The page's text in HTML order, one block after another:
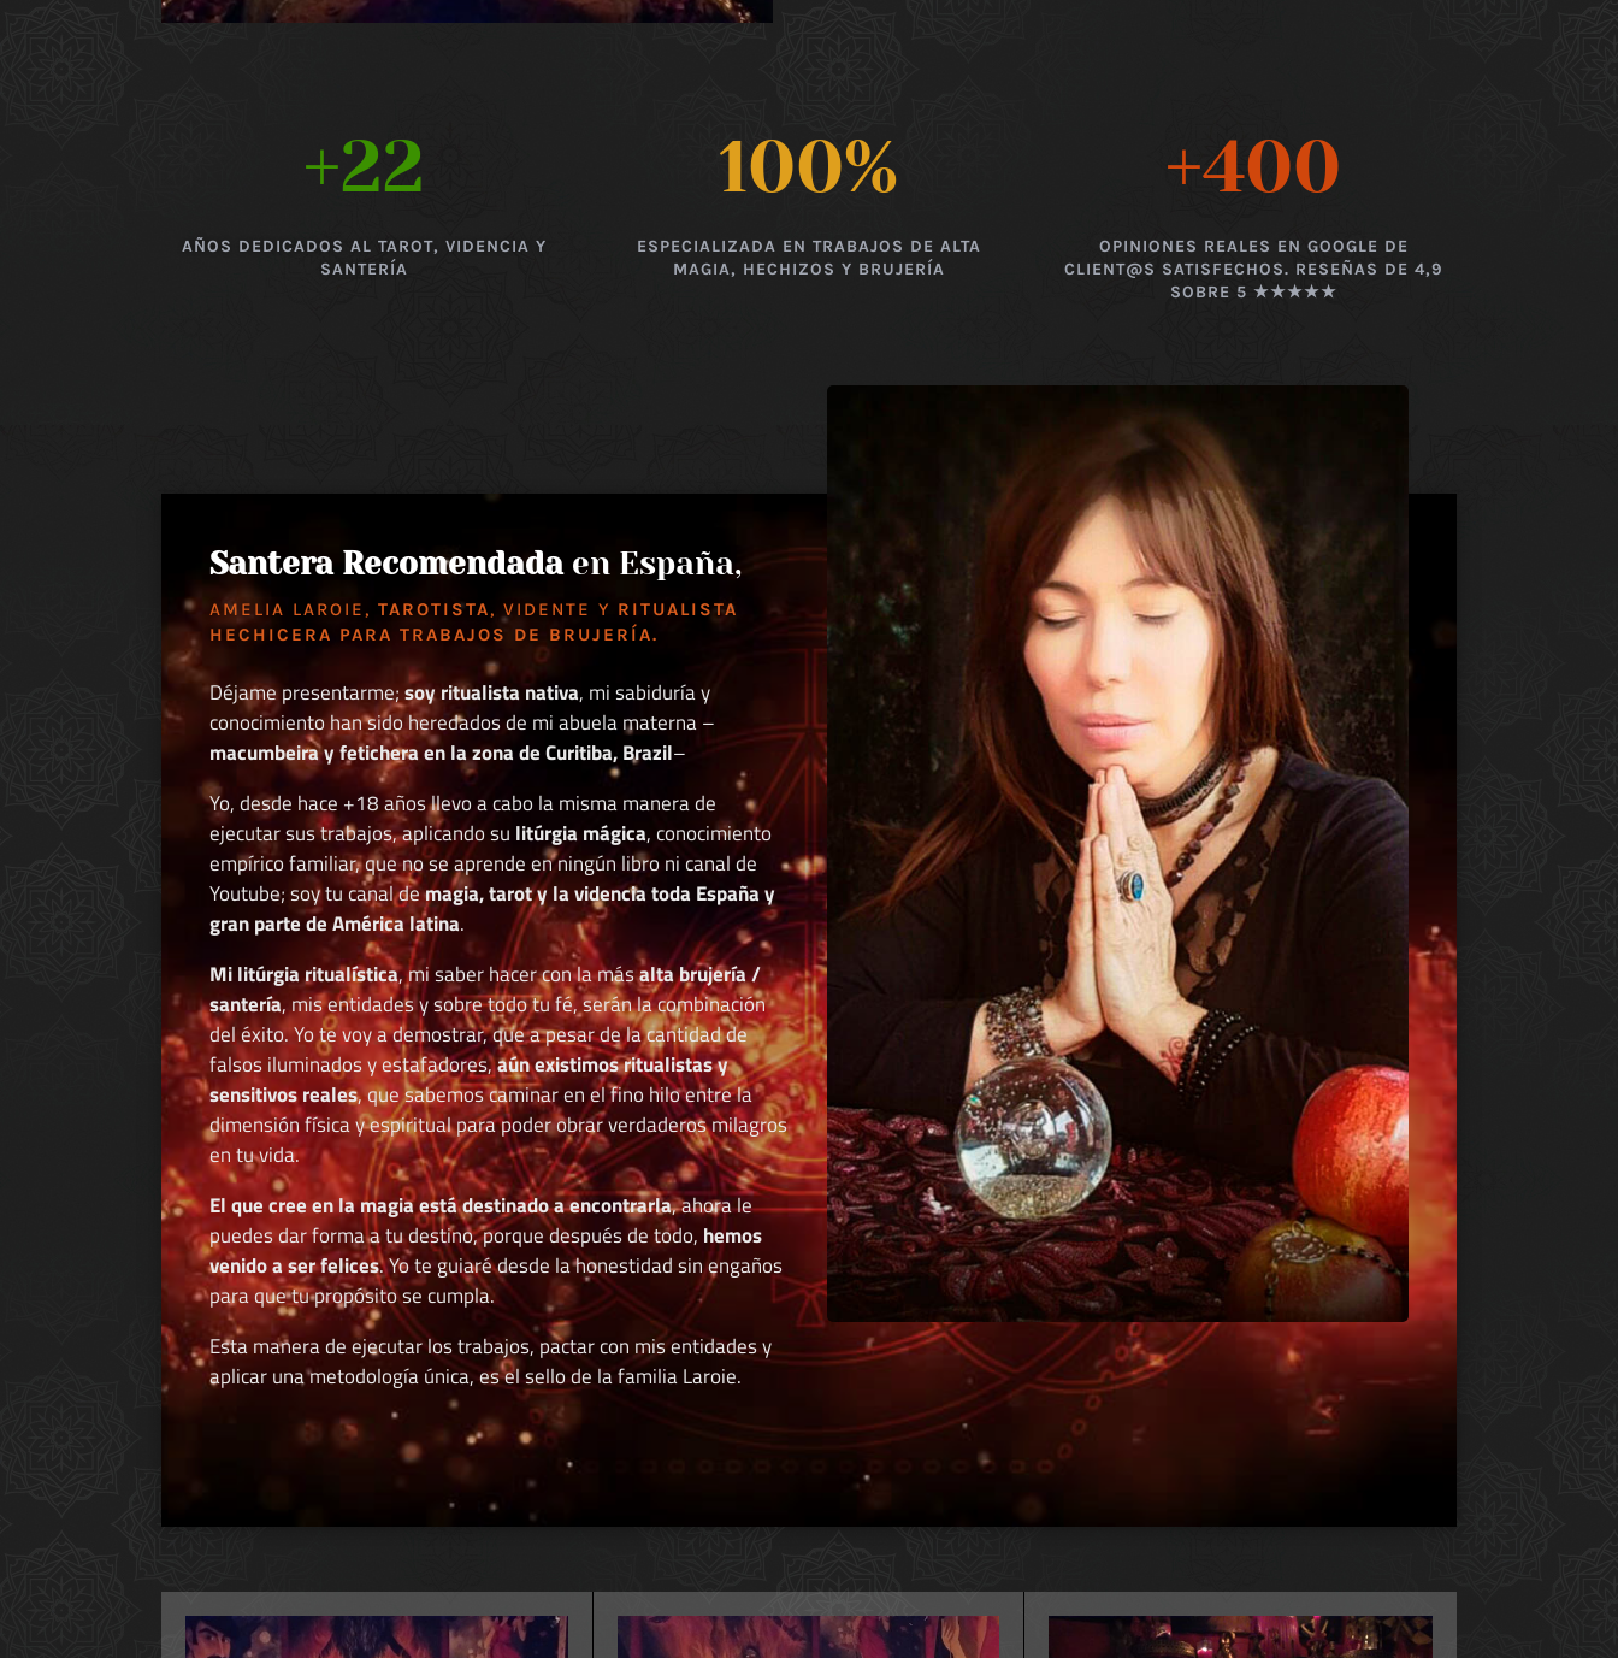
+22
AÑOS DEDICADOS AL TAROT, VIDENCIA Y
SANTERÍA
100%
ESPECIALIZADA EN TRABAJOS DE ALTA
MAGIA, HECHIZOS Y BRUJERÍA
+400
OPINIONES REALES EN GOOGLE DE
CLIENT@S SATISFECHOS. RESEÑAS DE 4,9
SOBRE 5 ★★★★★
Santera Recomendadaen España,
AMELIA LAROIE,TAROTISTA, VIDENTE Y RITUALISTA
HECHICERA PARA TRABAJOS DE BRUJERÍA.
Déjame presentarme;soy ritualista nativa, mi sabiduría y
conocimiento han sido heredados de mi abuela materna –
macumbeira y fetichera en la zona de Curitiba, Brazil–
Yo, desde hace +18 años llevo a cabo la misma manera de
ejecutar sus trabajos, aplicando su litúrgia mágica, conocimiento
empírico familiar, que no se aprende en ningún libro ni canal de
Youtube; soy tu canal demagia, tarot y la videncia toda España y
gran parte de América latina.
Mi litúrgia ritualística, mi saber hacer con la másalta brujería /
santería, mis entidades y sobre todo tu fé, serán la combinación
del éxito. Yo te voy a demostrar, que a pesar de la cantidad de
falsos iluminados y estafadores,aún existimos ritualistas y
sensitivos reales, que sabemos caminar en el fino hilo entre la
dimensión física y espiritual para poder obrar verdaderos milagros
en tu vida.
El que cree en la magia está destinado a encontrarla, ahora le
puedes dar forma a tu destino, porque después de todo, hemos
venido a ser felices. Yo te guiaré desde la honestidad sin engaños
para que tu propósito se cumpla.
Esta manera de ejecutar los trabajos, pactar con mis entidades y
aplicar una metodología única, es el sello de la familia Laroie.